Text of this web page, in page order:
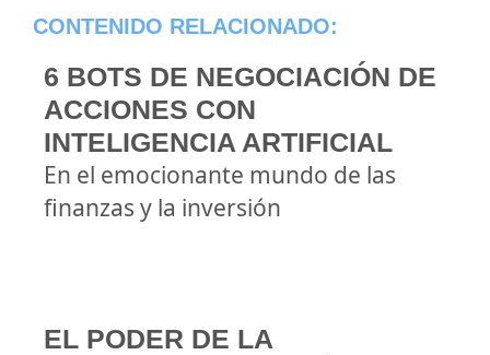
CONTENIDO RELACIONADO:
6 BOTS DE NEGOCIACIÓN DE
ACCIONES CON
INTELIGENCIA ARTIFICIAL
En el emocionante mundo de las
finanzas y la inversión
EL PODER DE LA